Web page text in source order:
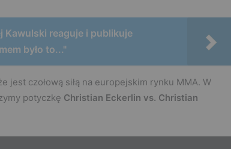
Kawulski reaguje i publikuje
było to..."
jest czołową siłą na europejskim rynku MMA. W
potyczkę Christian Eckerlin vs. Christian